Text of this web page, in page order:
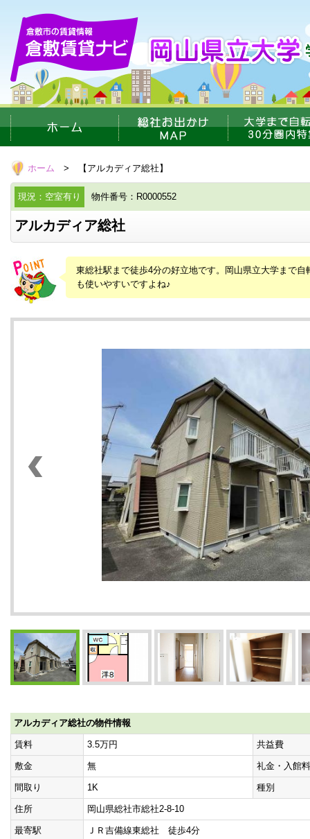
ホーム > 【アルカディア総社】
現況：空室有り 物件番号：R0000552
アルカディア総社
東総社駅まで徒歩4分の好立地です。岡山県立大学まで
も使いやすいですよね♪
アルカディア総社の物件情報
賃料 3.5万円 共益費
敷金 無 礼金・入館料
間取り 1K 種別
住所 岡山県総社市総社2-8-10
最寄駅 ＪＲ吉備線東総社 徒歩4分